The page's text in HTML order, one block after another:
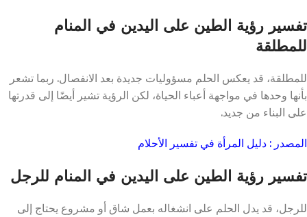
تفسير رؤية الطين على اليدين في المنام
للمطلقة
للمطلقة، قد يعكس الحلم مسؤوليات جديدة بعد الانفصال. ربما تشعر
بأنها وحدها في مواجهة أعباء الحياة، لكن الرؤية تشير أيضًا إلى قدرتها
على البناء من جديد.
المصدر : دليل المرأة في تفسير الأحلام
تفسير رؤية الطين على اليدين في المنام للرجل
للرجل، قد يدل الحلم على انشغاله بعمل شاق أو مشروع يحتاج إلى